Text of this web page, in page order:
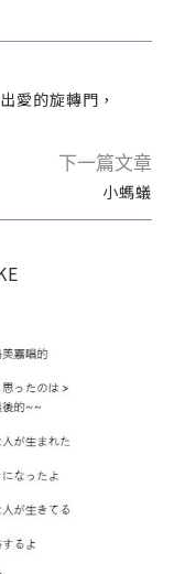
愛的旋轉門，
下一篇文章
小螞蟻